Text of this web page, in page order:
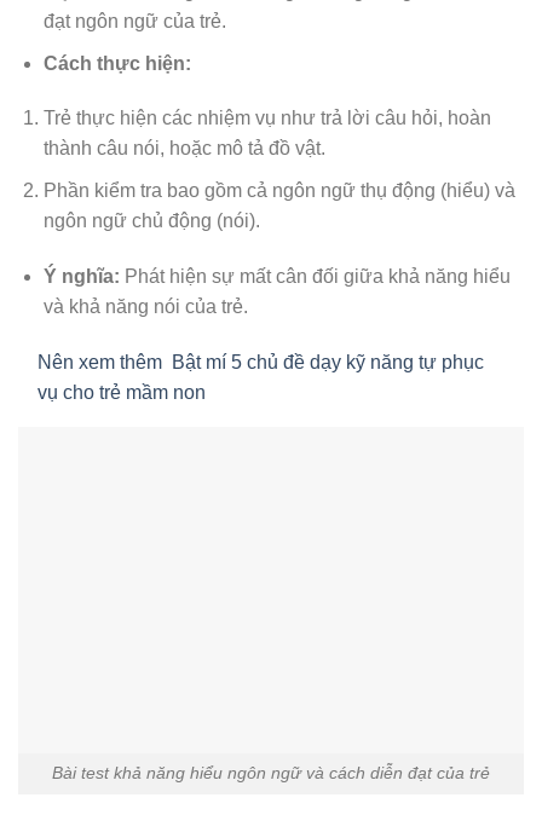
đạt ngôn ngữ của trẻ.
Cách thực hiện:
Trẻ thực hiện các nhiệm vụ như trả lời câu hỏi, hoàn
thành câu nói, hoặc mô tả đồ vật.
Phần kiểm tra bao gồm cả ngôn ngữ thụ động (hiểu) và
ngôn ngữ chủ động (nói).
Ý nghĩa: Phát hiện sự mất cân đối giữa khả năng hiểu
và khả năng nói của trẻ.
Nên xem thêm Bật mí 5 chủ đề dạy kỹ năng tự phục
vụ cho trẻ mầm non
Bài test khả năng hiểu ngôn ngữ và cách diễn đạt của trẻ